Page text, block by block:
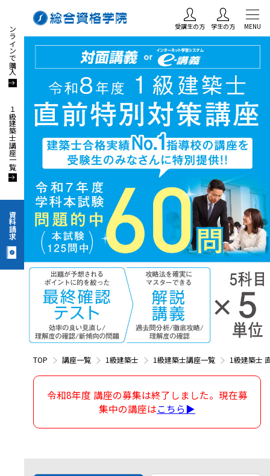
オンラインで購入
１級建築士講座一覧
資料請求
受講生の方 学生の方 MENU
TOP 講座一覧 1級建築士 1級建築士講座一覧 1級建築士
令和8年度 講座の募集は終了しました。現在募
集中の講座はこちら▶